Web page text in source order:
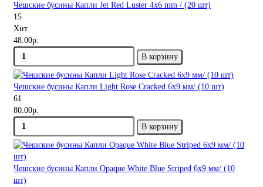
Чешские бусины Капли Jet Red Luster 4x6 mm / (20 шт)
15
Хит
48.00р.
В корзину
Чешские бусины Капли Light Rose Cracked 6x9 мм/ (10 шт)
61
80.00р.
В корзину
Чешские бусины Капли Opaque White Blue Striped 6x9 мм/ (10
шт)